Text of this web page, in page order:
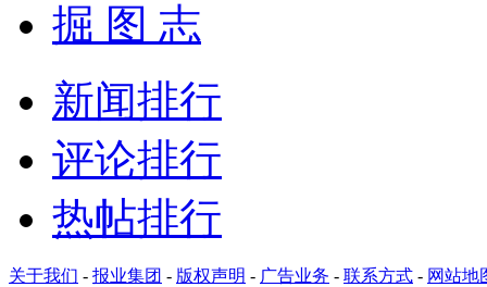
掘 图 志
新闻排行
评论排行
热帖排行
关于我们 - 报业集团 - 版权声明 - 广告业务 - 联系方式 - 网站地